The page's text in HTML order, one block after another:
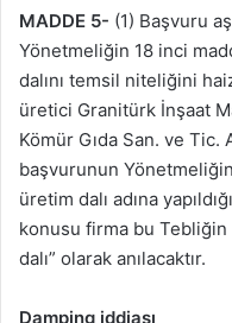
MADDE 5- (1) Başvuru
Yönetmeliğin 18 inci
dalını temsil niteliğini
üretici Granitürk İnşaat
Kömür Gıda San. ve Tic.
başvurunun
üretim dalı adına
konusu firma bu
dalı” olarak anılacaktır.
Damping iddiası